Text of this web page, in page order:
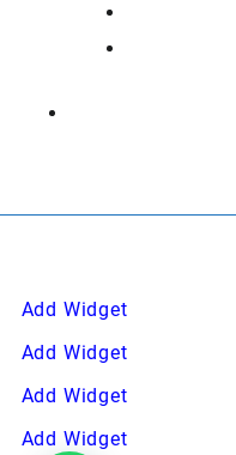
Add Widget
Add Widget
Add Widget
Add Widget